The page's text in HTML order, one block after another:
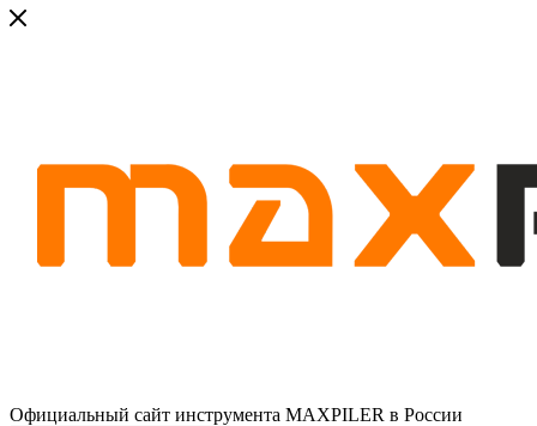
Официальный сайт инструмента MAXPILER в России